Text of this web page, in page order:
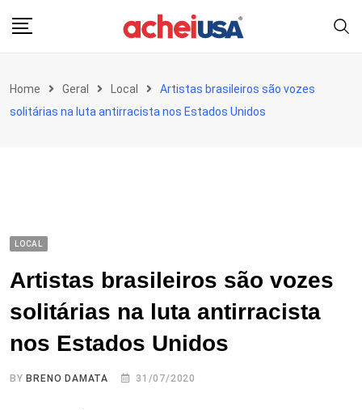
Home Geral Local
Artistas brasileiros são vozes
solitárias na luta antirracista nos Estados Unidos
LOCAL
Artistas brasileiros são vozes
solitárias na luta antirracista
nos Estados Unidos
BYBRENO DAMATA 31/07/2020